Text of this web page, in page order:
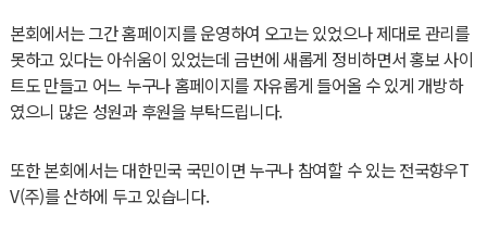
본회에서는 그간 홈페이지를 운영하여 오고는 있었으나 제대로 관리를
못하고 있다는 아쉬움이 있었는데 금번에 새롭게 정비하면서 홍보 사이
트도 만들고 어느 누구나 홈페이지를 자유롭게 들어올 수 있게 개방하
였으니 많은 성원과 후원을 부탁드립니다.
또한 본회에서는 대한민국 국민이면 누구나 참여할 수 있는 전국향우T
V(주)를 산하에 두고 있습니다.